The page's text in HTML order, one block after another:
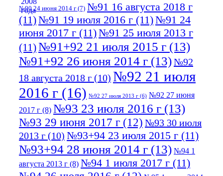
№90 24 июня 2014 г (7) №91 16 августа 2018 г
(11)№91 19 июля 2016 г (11)№91 24
июня 2017 г (11)№91 25 июля 2013 г
(11)№91+92 21 июля 2015 г (13)
№91+92 26 июня 2014 г (13)№92
18 августа 2018 г (10) №92 21 июля
2016 г (16) №92 27 июля 2013 г (6) №92 27 июня
2017 г (8) №93 23 июля 2016 г (13)
№93 29 июня 2017 г (12) №93 30 июля
2013 г (10) №93+94 23 июля 2015 г (11)
№93+94 28 июня 2014 г (13) №94 1
августа 2013 г (8) №94 1 июля 2017 г (11)